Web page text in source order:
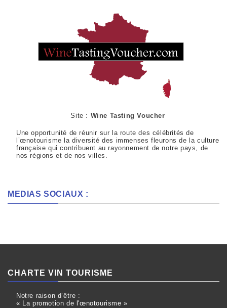
Site : Wine Tasting Voucher
Une opportunité de réunir sur la route des célébrités de
l’œnotourisme la diversité des immenses fleurons de la culture
française qui contribuent au rayonnement de notre pays, de
nos régions et de nos villes.
MEDIAS SOCIAUX :
CHARTE VIN TOURISME
Notre raison d’être :
« La promotion de l'œnotourisme »